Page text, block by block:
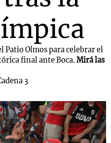
Patio Olmos para celebrar el
final ante Boca. Mirá las
3